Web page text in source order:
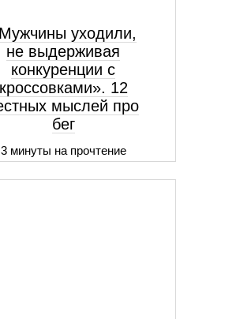
уходили,
не выдерживая
конкуренции с
кроссовками». 12
мыслей про
бег
3 минуты на прочтение